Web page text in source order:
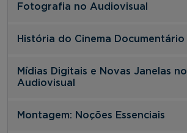
Fotografia no Audiovisual
História do Cinema Documentário
Mídias Digitais e Novas Janelas no
Audiovisual
Montagem: Noções Essenciais